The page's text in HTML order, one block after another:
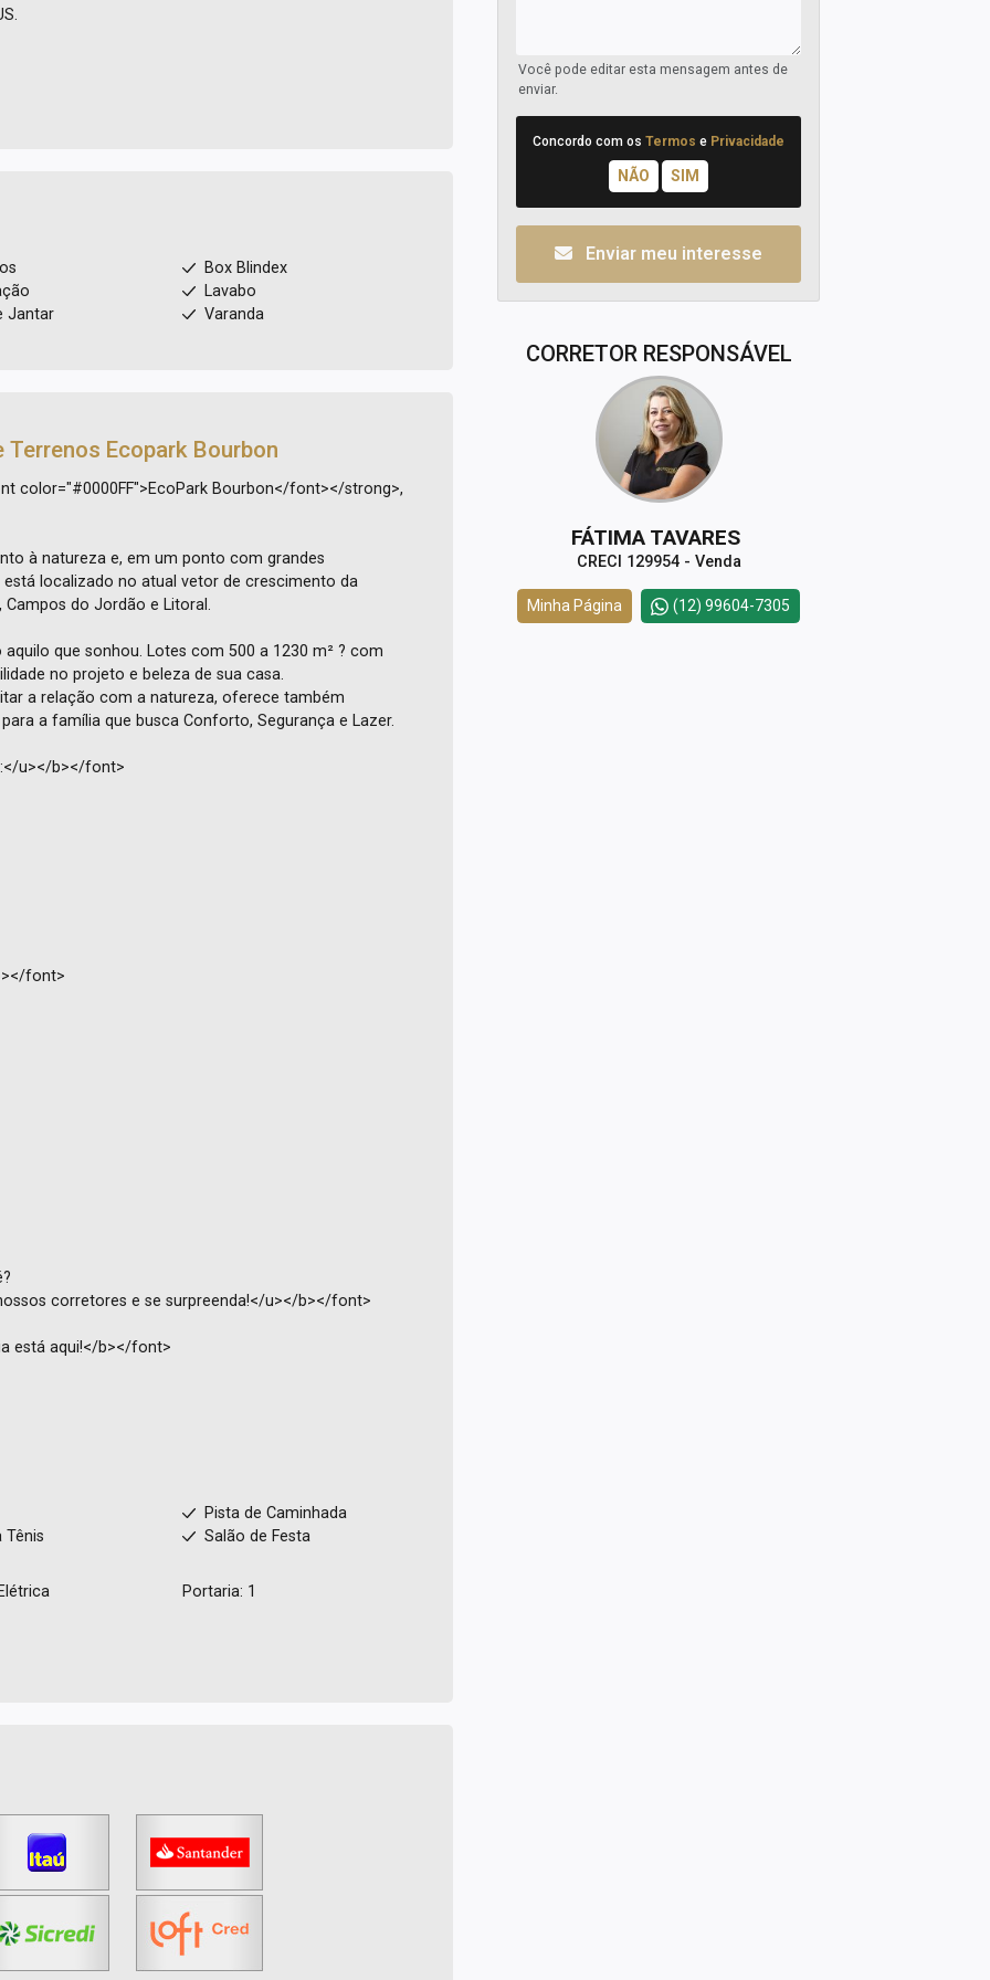
Box Blindex
Lavabo
Jantar
Varanda
Terrenos Ecopark Bourbon
color="#0000FF">EcoPark Bourbon</font></strong>,
à natureza e, em um ponto com grandes
localizado no atual vetor de crescimento da
do Jordão e Litoral.
que sonhou. Lotes com 500 a 1230 m² ? com
no projeto e beleza de sua casa.
a relação com a natureza, oferece também
a família que busca Conforto, Segurança e Lazer.
u></b></font>
font>
corretores e se surpreenda!</u></b></font>
está aqui!</b></font>
Pista de Caminhada
Tênis
Salão de Festa
Portaria: 1
Você pode editar esta mensagem antes de
enviar.
Concordo com os Termos e Privacidade
Enviar meu interesse
CORRETOR RESPONSÁVEL
FÁTIMA TAVARES
CRECI 129954 - Venda
Minha Página (12) 99604-7305